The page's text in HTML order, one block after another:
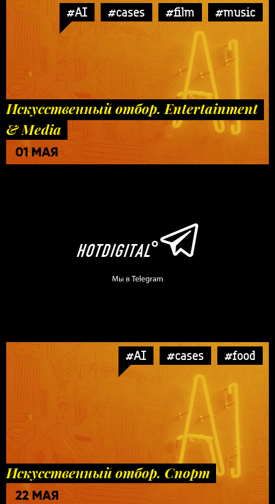
#AI #cases #film #music
Искусственный отбор. Entertainment
& Media
01 МАЯ
#AI #cases #food
Искусственный отбор. Спорт
22 МАЯ